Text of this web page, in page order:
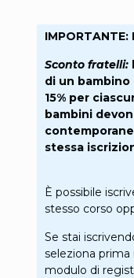
Sconto fratelli:
di un
15% per
bambini
stessa
È possibile
stesso corso
Se stai
seleziona prima
modulo di